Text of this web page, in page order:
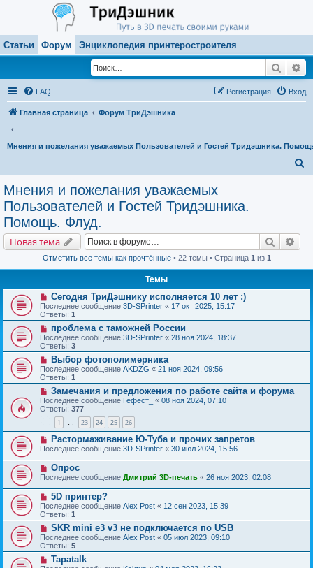
Статьи Форум Энциклопедия принтеростроителя
Поиск
FAQ Вход
Регистрация
Главная страница Форум ТриДэшника
Мнения и пожелания уважаемых Пользователей и Гостей Тридэшника.
Мнения и пожелания уважаемых
Пользователей и Гостей Тридэшника.
Помощь. Флуд.
Новая тема Поиск
Отметить все темы как прочтённые• 22 темы • Страница 1 из 1
Темы
Сегодня ТриДэшнику исполняется 10 лет :)
Последнее сообщение 3D-SPrinter « 17 окт 2025, 15:17
Ответы: 1
проблема с таможней России
Последнее сообщение 3D-SPrinter « 28 ноя 2024, 18:37
Ответы: 3
Выбор фотополимерника
Последнее сообщение AKDZG « 21 ноя 2024, 09:56
Ответы: 1
Замечания и предложения по работе сайта и форума
Последнее сообщение Гефест_ « 08 ноя 2024, 07:10
Ответы: 377
1 … 23 24 25 26
Растормаживание Ю-Туба и прочих запретов
Последнее сообщение 3D-SPrinter « 30 июл 2024, 15:56
Опрос
Последнее сообщение Дмитрий 3D-печать « 26 ноя 2023, 02:08
5D принтер?
Последнее сообщение Alex Post « 12 сен 2023, 15:39
Ответы: 1
SKR mini e3 v3 не подключается по USB
Последнее сообщение Alex Post « 05 июл 2023, 09:10
Ответы: 5
Tapatalk